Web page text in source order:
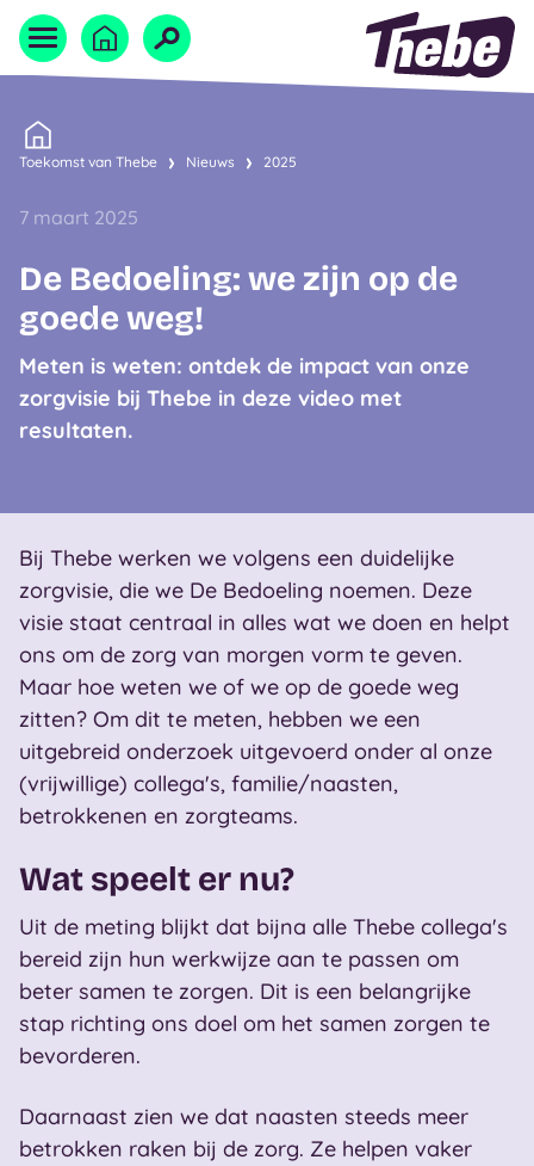
Home
Naar homepage
Toekomst van Thebe Nieuws 2025
7 maart 2025
De Bedoeling: we zijn op de
goede weg!
Meten is weten: ontdek de impact van onze
zorgvisie bij Thebe in deze video met
resultaten.
Bij Thebe werken we volgens een duidelijke
zorgvisie, die we De Bedoeling noemen. Deze
visie staat centraal in alles wat we doen en helpt
ons om de zorg van morgen vorm te geven.
Maar hoe weten we of we op de goede weg
zitten? Om dit te meten, hebben we een
uitgebreid onderzoek uitgevoerd onder al onze
(vrijwillige) collega's, familie/naasten,
betrokkenen en zorgteams.
Wat speelt er nu?
Uit de meting blijkt dat bijna alle Thebe collega's
bereid zijn hun werkwijze aan te passen om
beter samen te zorgen. Dit is een belangrijke
stap richting ons doel om het samen zorgen te
bevorderen.
Daarnaast zien we dat naasten steeds meer
betrokken raken bij de zorg. Ze helpen vaker